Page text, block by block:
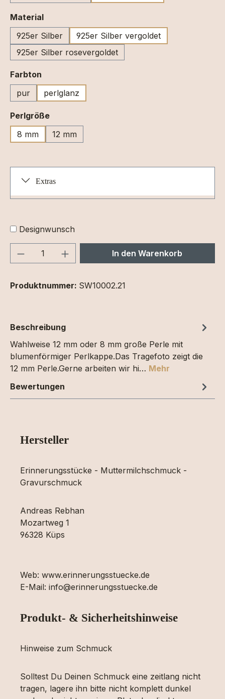
Materialauswählen
925er Silber
925er Silber vergoldet
925er Silber rosevergoldet
Farbton
pur
perlglanz
Perlgrößeauswählen
8 mm
12 mm
Extras
Designwunsch
Produkt Anzahl: Gib denIn den Warenkorb
Produktnummer: SW10002.21
Beschreibung
Wahlweise 12 mm oder 8 mm große Perle mit
blumenförmiger Perlkappe.Das Tragefoto zeigt die
12 mm Perle.Gerne arbeiten wir hi… Mehr
Bewertungen
Hersteller
Erinnerungsstücke - Muttermilchschmuck -
Gravurschmuck
Andreas Rebhan
Mozartweg 1
96328 Küps
Web: www.erinnerungsstuecke.de
E-Mail: info@erinnerungsstuecke.de
Produkt- & Sicherheitshinweise
Hinweise zum Schmuck
Solltest Du Deinen Schmuck eine zeitlang nicht
tragen, lagere ihn bitte nicht komplett dunkel